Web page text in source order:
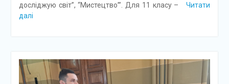
досліджую світ”, “Мистецтво’”. Для 11 класу –
Читати
далі